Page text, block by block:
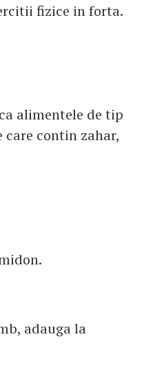
fizice in forta.
alimentele de tip
care contin zahar,
adauga la